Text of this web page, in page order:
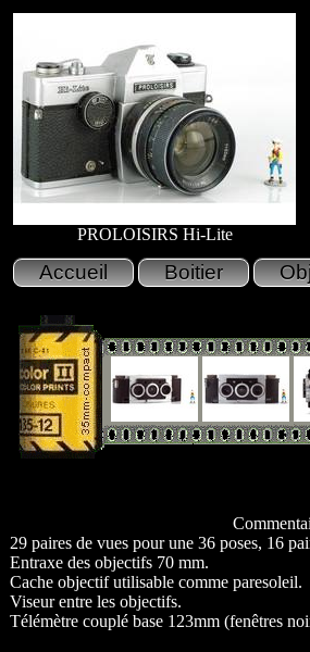
PROLOISIRS Hi-Lite
29 paires de vues pour une 36 poses, 16
Entraxe des objectifs 70 mm.
Cache objectif utilisable comme paresoleil.
Viseur entre les objectifs.
Télémètre couplé base 123mm (fenêtres